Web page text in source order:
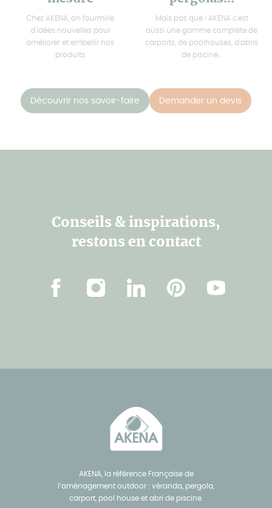
Chez AKENA, on fourmille
d'idées nouvelles pour
améliorer et embellir nos
produits
Mais pas que ! AKENA c'est
aussi une gamme complète de
carports, de poolhouses, d'abris
de piscine...
Découvrir nos savoir-faire Demander un devis
AKENA, la référence Française de
l’aménagement outdoor : véranda, pergola,
carport, pool house et abri de piscine.
Conseils & inspirations,
restons en contact
FacebookInstagramLinkedInPinterestYoutube